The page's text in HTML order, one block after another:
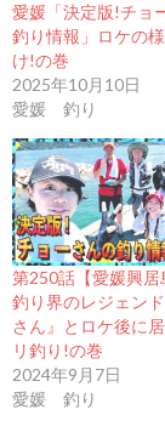
愛媛「決定版!チョ
釣り情報」ロケの
け!の巻
2025年10月10日
愛媛 釣り
第250話【愛媛興居
釣り界のレジェン
さん』とロケ後に
リ釣り!の巻
2024年9月7日
愛媛 釣り